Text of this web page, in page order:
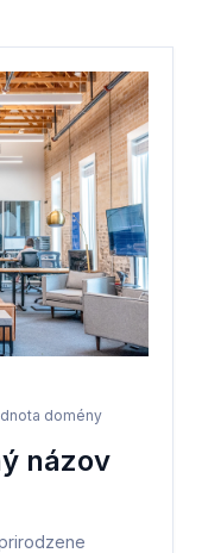
domény
názov